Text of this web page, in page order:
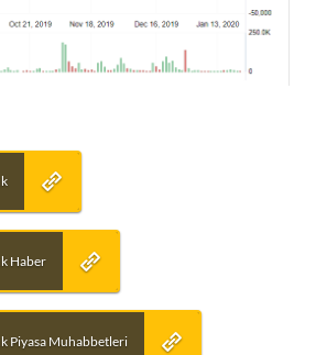
Haber
Piyasa Muhabbetleri